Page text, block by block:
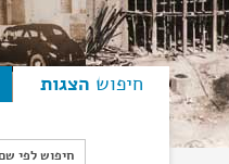
חיפוש הצגות
חיפוש לפי